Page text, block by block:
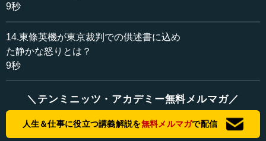
9秒
14.東條英機が東京裁判での供述書に込め
た静かな怒りとは？
9秒
＼テンミニッツ・アカデミー無料メルマガ／
人生＆仕事に役立つ講義解説を無料メルマガで配信